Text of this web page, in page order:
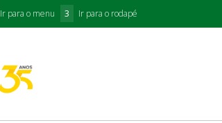
Ir para o menu 3 Ir para o rodapé